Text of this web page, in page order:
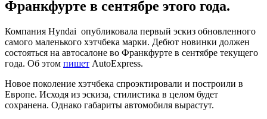
Франкфурте в сентябре этого года.
Компания Hyndai опубликовала первый эскиз обновленного
самого маленького хэтчбека марки. Дебют новинки должен
состояться на автосалоне во Франкфурте в сентябре текущего
года. Об этом пишет AutoExpress.
Новое поколение хэтчбека спроэктировали и построили в
Европе. Исходя из эскиза, стилистика в целом будет
сохранена. Однако габариты автомобиля вырастут.